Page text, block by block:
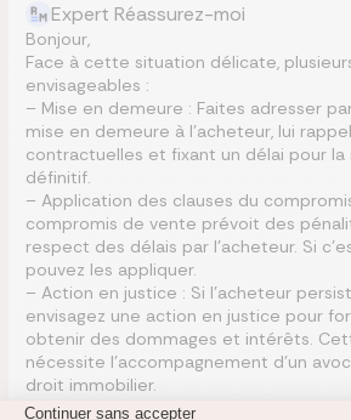
Expert Réassurez-moi
Bonjour,
Face à cette situation délicate,
envisageables :
– Mise en demeure : Faites adresser
mise en demeure à l’acheteur, lui
contractuelles et fixant un délai pour la
définitif.
– Application des clauses du
compromis de vente prévoit des
respect des délais par l’acheteur. Si
pouvez les appliquer.
– Action en justice : Si l’acheteur
envisagez une action en justice pour
obtenir des dommages et intérêts.
nécessite l’accompagnement d’un
droit immobilier.
Bon courage dans vos démarches !